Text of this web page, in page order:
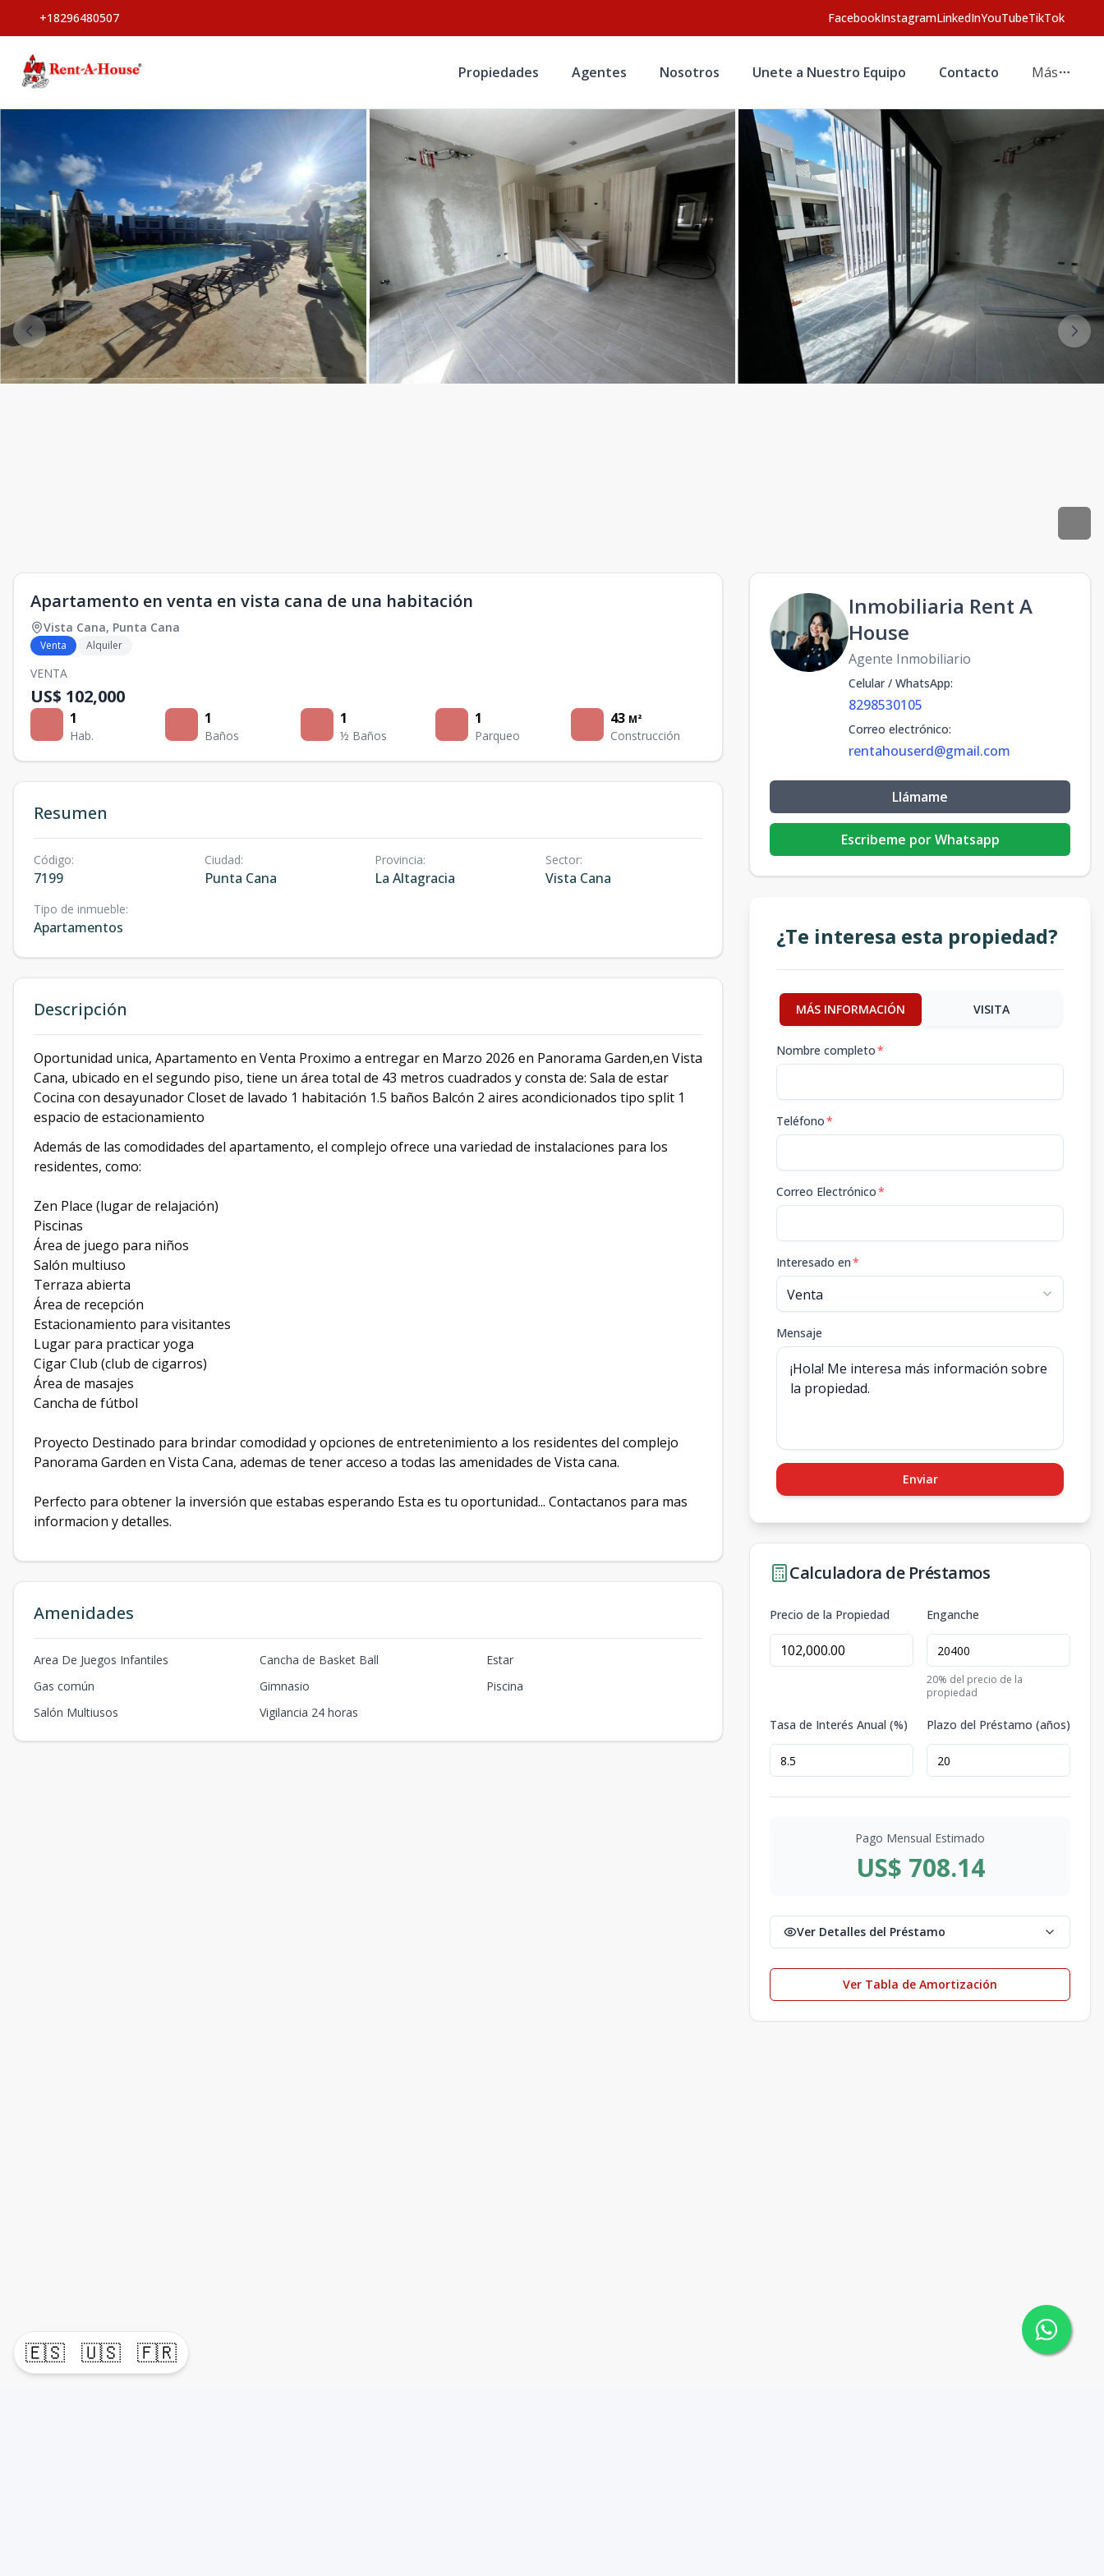
🇪🇸 🇺🇸 🇫🇷
+18296480507 FacebookInstagramLinkedInYouTubeTikTok
Propiedades Agentes Nosotros Unete a Nuestro Equipo Contacto Más
Apartamento en venta en vista cana de una habitación
Vista Cana, Punta Cana
Venta Alquiler
VENTA
US$ 102,000
1
Hab.
1
Baños
1
½ Baños
1
Parqueo
43 M²
Construcción
Resumen
Código:
7199
Ciudad:
Punta Cana
Provincia:
La Altagracia
Sector:
Vista Cana
Tipo de inmueble:
Apartamentos
Descripción
Oportunidad unica, Apartamento en Venta Proximo a entregar en Marzo 2026 en Panorama Garden,en Vista
Cana, ubicado en el segundo piso, tiene un área total de 43 metros cuadrados y consta de: Sala de estar
Cocina con desayunador Closet de lavado 1 habitación 1.5 baños Balcón 2 aires acondicionados tipo split 1
espacio de estacionamiento
Además de las comodidades del apartamento, el complejo ofrece una variedad de instalaciones para los
residentes, como:
Zen Place (lugar de relajación)
Piscinas
Área de juego para niños
Salón multiuso
Terraza abierta
Área de recepción
Estacionamiento para visitantes
Lugar para practicar yoga
Cigar Club (club de cigarros)
Área de masajes
Cancha de fútbol
Proyecto Destinado para brindar comodidad y opciones de entretenimiento a los residentes del complejo
Panorama Garden en Vista Cana, ademas de tener acceso a todas las amenidades de Vista cana.
Perfecto para obtener la inversión que estabas esperando Esta es tu oportunidad... Contactanos para mas
informacion y detalles.
Amenidades
Area De Juegos Infantiles Cancha de Basket Ball
Estar
Gas común
Gimnasio
Piscina
Salón Multiusos
Vigilancia 24 horas
Inmobiliaria Rent A
House
Agente Inmobiliario
Celular / WhatsApp:
8298530105
Correo electrónico:
rentahouserd@gmail.com
Llámame
Escribeme por Whatsapp
¿Te interesa esta propiedad?
MÁS INFORMACIÓN VISITA
Nombre completo*
Teléfono*
Correo Electrónico*
Interesado en*
Mensaje
Enviar
Calculadora de Préstamos
Precio de la Propiedad Enganche
20% del precio de la
propiedad
Tasa de Interés Anual (%) Plazo del Préstamo (años)
Pago Mensual Estimado
US$ 708.14
Ver Detalles del Préstamo
Ver Tabla de Amortización